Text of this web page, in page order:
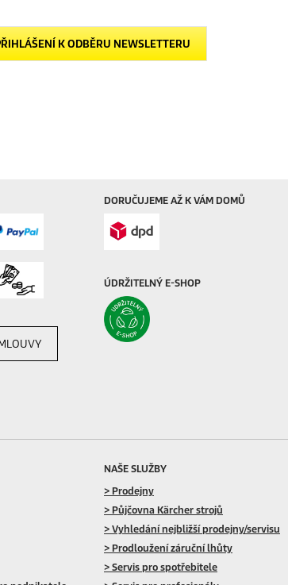
K ODBĚRU NEWSLETTERU
DORUČUJEME AŽ K VÁM DOMŮ
ÚDRŽITELNÝ E-SHOP
NAŠE SLUŽBY
> Prodejny
> Půjčovna Kärcher strojů
> Vyhledání nejbližší prodejny/servisu
> Prodloužení záruční lhůty
> Servis pro spotřebitele